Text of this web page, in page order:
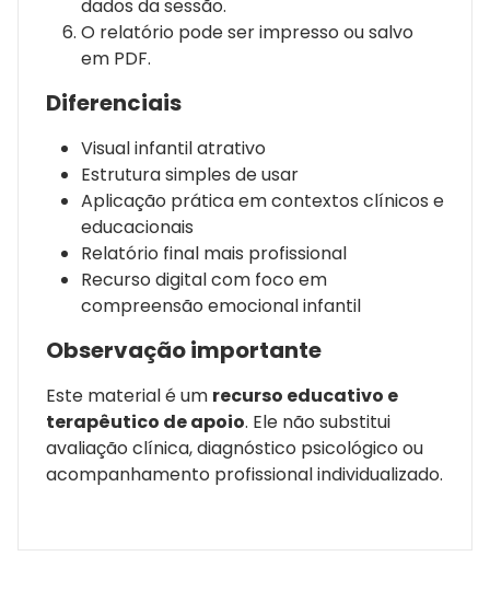
dados da sessão.
O relatório pode ser impresso ou salvo
em PDF.
Diferenciais
Visual infantil atrativo
Estrutura simples de usar
Aplicação prática em contextos clínicos e
educacionais
Relatório final mais profissional
Recurso digital com foco em
compreensão emocional infantil
Observação importante
Este material é um recurso educativo e
terapêutico de apoio. Ele não substitui
avaliação clínica, diagnóstico psicológico ou
acompanhamento profissional individualizado.